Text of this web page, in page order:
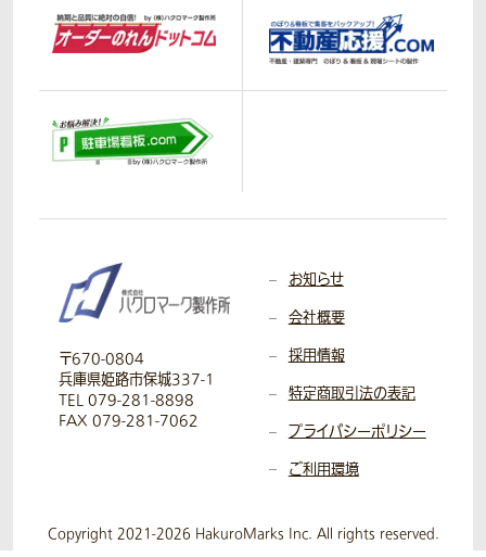
〒670-0804
兵庫県姫路市保城337-1
TEL 079-281-8898
FAX 079-281-7062
お知らせ
会社概要
採用情報
特定商取引法の表記
プライバシーポリシー
ご利用環境
Copyright 2021-2026 HakuroMarks Inc. All rights reserved.